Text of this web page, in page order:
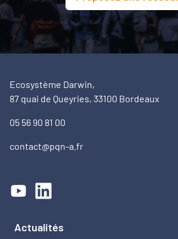
Ecosystème Darwin,
87 quai de Queyries, 33100 Bordeaux
05 56 90 81 00
contact@pqn-a.fr
Actualités